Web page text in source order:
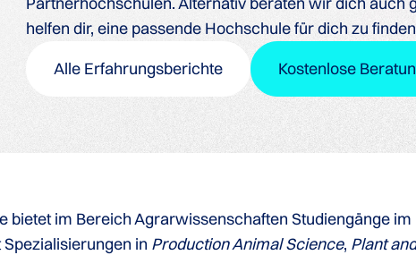
helfen dir, eine passende Hochschule für dich zu
Alle Erfahrungsberichte
Kostenlose
bietet im Bereich Agrarwissenschaften Studiengänge im
in Production Animal Science, Plant